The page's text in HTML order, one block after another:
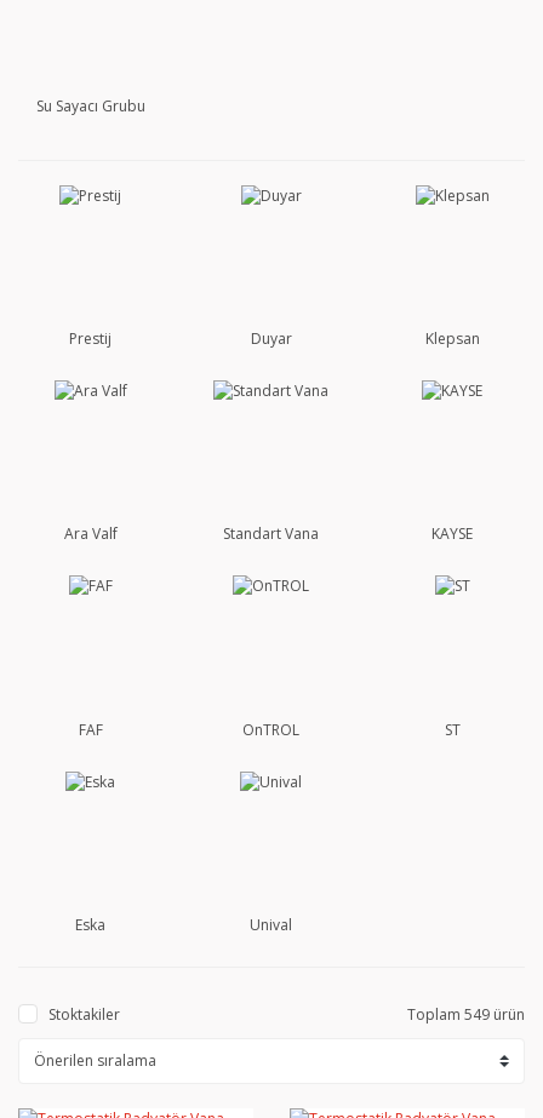
Su Sayacı Grubu
Prestij Duyar Klepsan
Ara Valf Standart Vana KAYSE
FAF OnTROL ST
Eska Unival
Stoktakiler Toplam 549 ürün